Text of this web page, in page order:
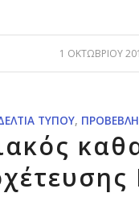
1 ΟΚΤΩΒΡΊΟΥ
ΤΎΠΟΥ,